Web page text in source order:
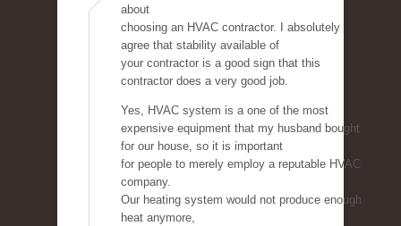
about
choosing an HVAC contractor. I absolutely
agree that stability available of
your contractor is a good sign that this
contractor does a very good job.
Yes, HVAC system is a one of the most
expensive equipment that my husband bought
for our house, so it is important
for people to merely employ a reputable HVAC
company.
Our heating system would not produce enough
heat anymore,